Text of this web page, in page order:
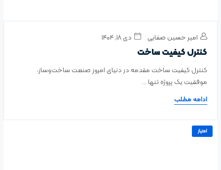
امیر حسین صفایی دی ۱۸, ۱۴۰۴
کنترل کیفیت ساخت
کنترل کیفیت ساخت مقدمه در دنیای امروز صنعت ساخت‌وساز،
موفقیت یک پروژه تنها ...
ادامه مطلب
امتیاز